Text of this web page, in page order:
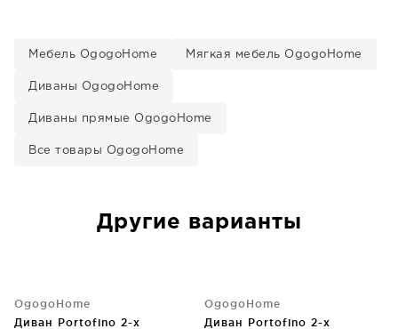
Мебель OgogoHome Мягкая мебель OgogoHome
Диваны OgogoHome
Диваны прямые OgogoHome
Все товары OgogoHome
Другие варианты
OgogoHome
Диван Portofino 2-х
OgogoHome
Диван Portofino 2-х